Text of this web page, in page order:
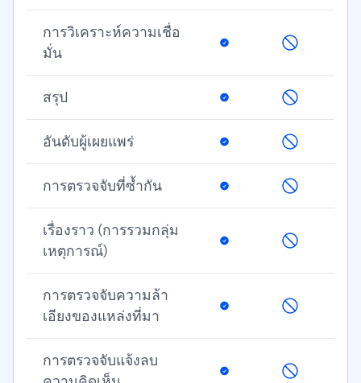
การวิเคราะห์ความเชื่อ
มั่น
สรุป
อันดับผู้เผยแพร่
การตรวจจับที่ซ้ำกัน
เรื่องราว (การรวมกลุ่ม
เหตุการณ์)
การตรวจจับความล้า
เอียงของแหล่งที่มา
การตรวจจับแจ้งลบ